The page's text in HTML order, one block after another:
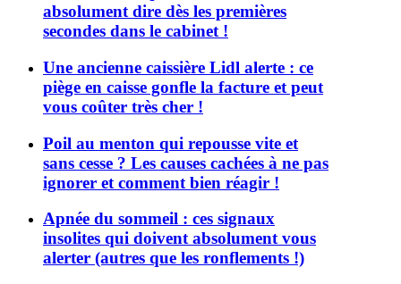
absolument dire dès les premières
secondes dans le cabinet !
Une ancienne caissière Lidl alerte : ce
piège en caisse gonfle la facture et peut
vous coûter très cher !
Poil au menton qui repousse vite et
sans cesse ? Les causes cachées à ne pas
ignorer et comment bien réagir !
Apnée du sommeil : ces signaux
insolites qui doivent absolument vous
alerter (autres que les ronflements !)